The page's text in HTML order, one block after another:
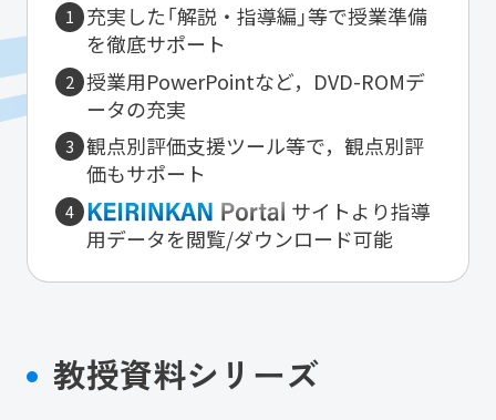
充実した「解説・指導編」等で授業準備
を徹底サポート
授業用PowerPointなど，DVD-ROMデ
ータの充実
観点別評価支援ツール等で，観点別評
価もサポート
サイトより指導
用データを閲覧/ダウンロード可能
教授資料シリーズ